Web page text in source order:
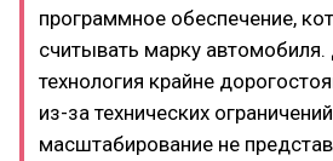
программное обеспечение,
считывать марку автомобиля.
технология крайне
из-за технических
масштабирование не